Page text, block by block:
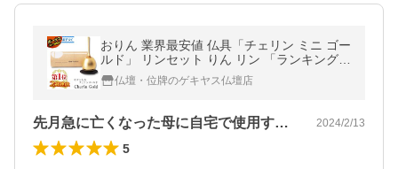
おりん 業界最安値 仏具「チェリン ミニ ゴー
ルド」 リンセット りん リン 「ランキング1
位」 かわいい おしゃれ コンパクト 仏具用品
激安仏壇店
仏壇・位牌のゲキヤス仏壇店
先月急に亡くなった母に自宅で使用する為… 2024/2/13
5